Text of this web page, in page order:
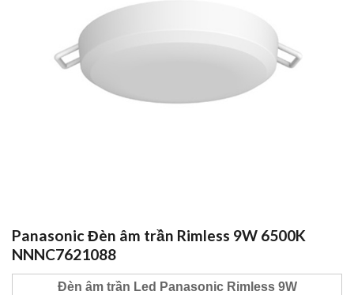
Panasonic Đèn âm trần Rimless 9W 6500K
NNNC7621088
Đèn âm trần Led Panasonic Rimless 9W